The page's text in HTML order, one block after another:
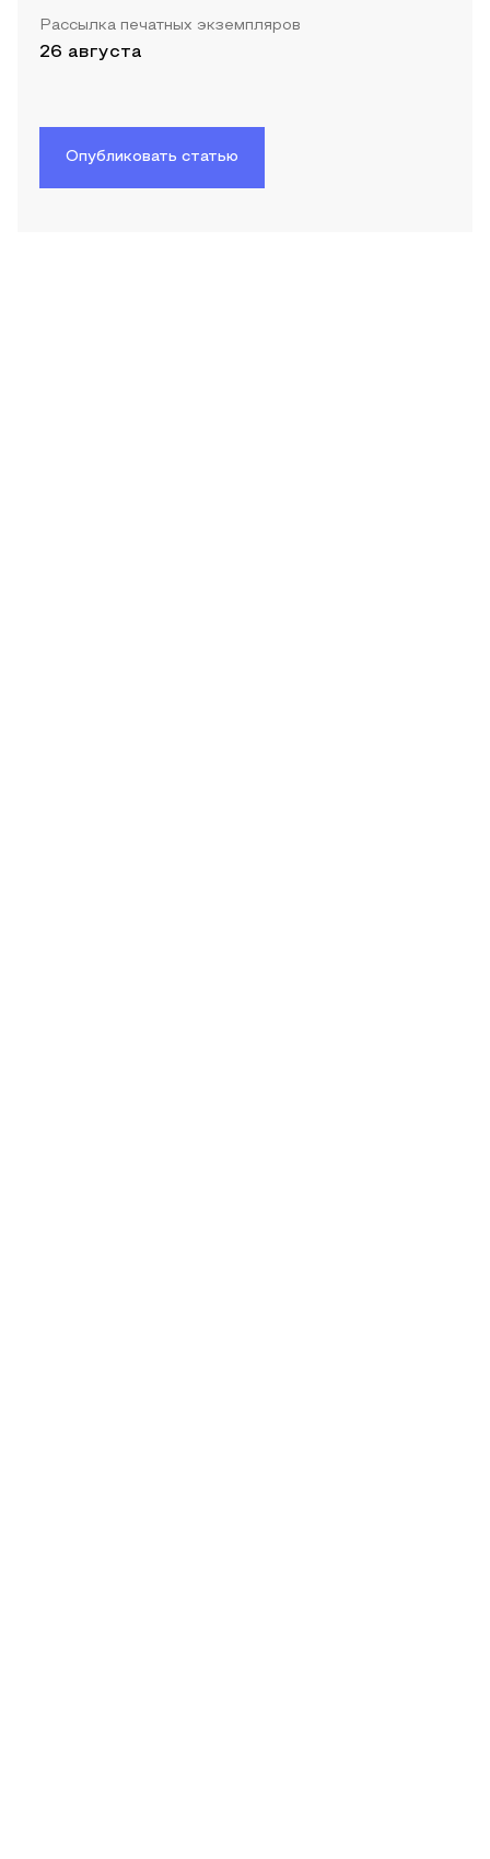
Рассылка печатных экземпляров
26 августа
Опубликовать статью